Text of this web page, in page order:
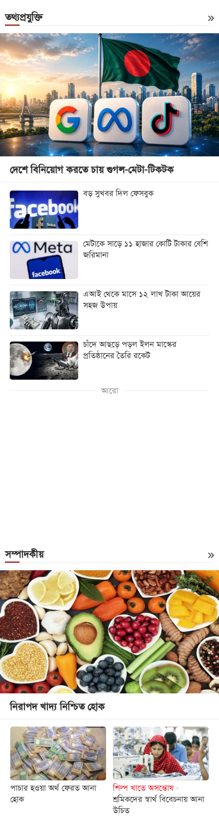
তথ্যপ্রযুক্তি
দেশে বিনিয়োগ করতে চায় গুগল-মেটা-টিকটক
বড় সুখবর দিল ফেসবুক
মেটাকে সাড়ে ১১ হাজার কোটি টাকার বেশি
জরিমানা
এআই থেকে মাসে ১২ লাখ টাকা আয়ের
সহজ উপায়
চাঁদে আছড়ে পড়ল ইলন মাস্কের
প্রতিষ্ঠানের তৈরি রকেট
আরো
সম্পাদকীয়
নিরাপদ খাদ্য নিশ্চিত হোক
পাচার হওয়া অর্থ ফেরত আনা
হোক
শিল্প খাতে অসন্তোষ
শ্রমিকদের স্বার্থ বিবেচনায় আনা
উচিত